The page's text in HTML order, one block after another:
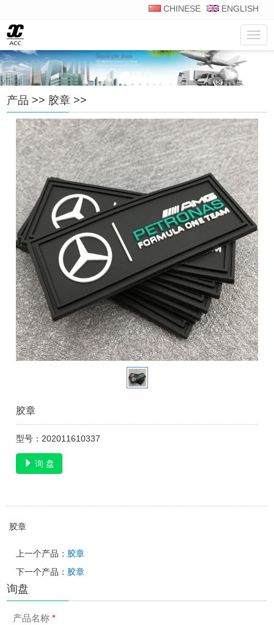
CHINESE ENGLISH
菜
单
产品 >> 胶章 >>
胶章
型号：202011610337
询 盘
胶章
上一个产品： 胶章
下一个产品： 胶章
询盘
产品名称*